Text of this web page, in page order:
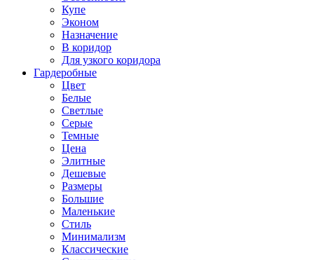
Купе
Эконом
Назначение
В коридор
Для узкого коридора
Гардеробные
Цвет
Белые
Светлые
Серые
Темные
Цена
Элитные
Дешевые
Размеры
Большие
Маленькие
Стиль
Минимализм
Классические